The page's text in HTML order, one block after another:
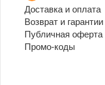
Доставка и оплата
Возврат и гарантии
Публичная оферта
Промо-коды